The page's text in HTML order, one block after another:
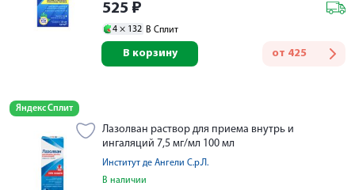
525 ₽
4 × 132 В Сплит
от 425
В корзину
Яндекс Сплит
Лазолван раствор для приема внутрь и
ингаляций 7,5 мг/мл 100 мл
Институт де Ангели С.р.Л.
В наличии